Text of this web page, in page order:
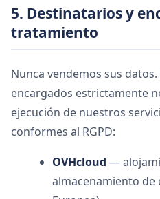
5. Destinatarios y
tratamiento
Nunca vendemos sus
encargados estrictamente
ejecución de nuestros
conformes al RGPD:
OVHcloud —
almacenamiento de